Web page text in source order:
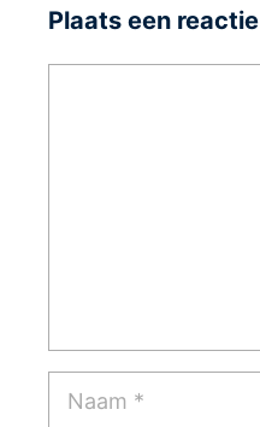
Plaats een reactie
Naam